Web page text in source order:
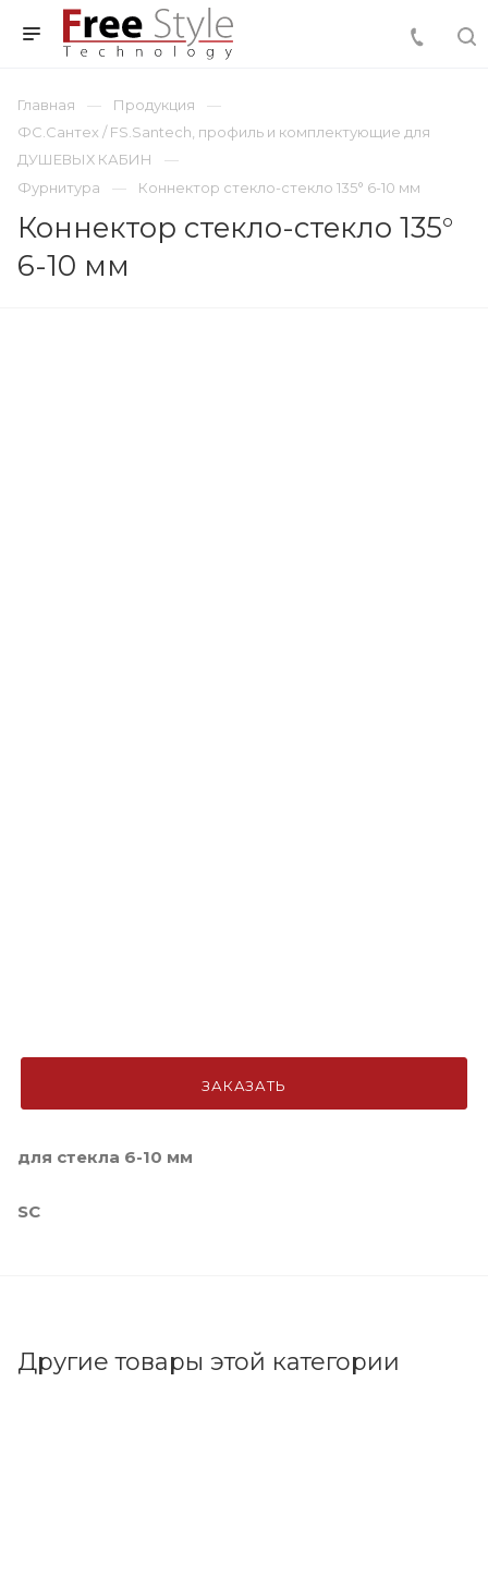
Главная
Продукция
ФС.Сантех / FS.Santech, профиль и комплектующие для
ДУШЕВЫХ КАБИН
Фурнитура
Коннектор стекло-стекло 135° 6-10 мм
Коннектор стекло-стекло 135°
6-10 мм
ЗАКАЗАТЬ
для стекла 6-10 мм
SC
Другие товары этой категории